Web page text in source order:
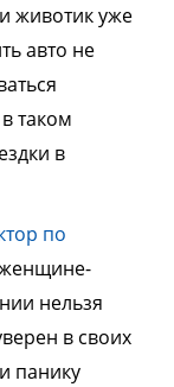
животик уже
авто не
таком
в
по
нельзя
в своих
панику